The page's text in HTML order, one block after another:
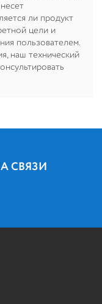
ли продукт
цели и
пользователем.
наш технический
СВЯЗИ